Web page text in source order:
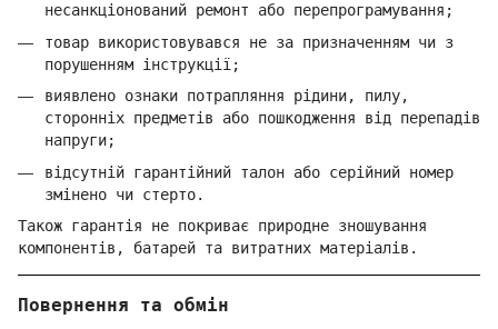
несанкціонований ремонт або перепрограмування;
товар використовувався не за призначенням чи з
порушенням інструкції;
виявлено ознаки потрапляння рідини, пилу,
сторонніх предметів або пошкодження від перепадів
напруги;
відсутній гарантійний талон або серійний номер
змінено чи стерто.
Також гарантія не покриває природне зношування
компонентів, батарей та витратних матеріалів.
Повернення та обмін